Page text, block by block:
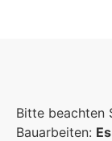
Es kommt
sind wir
Bitte beachten
Bauarbeiten: